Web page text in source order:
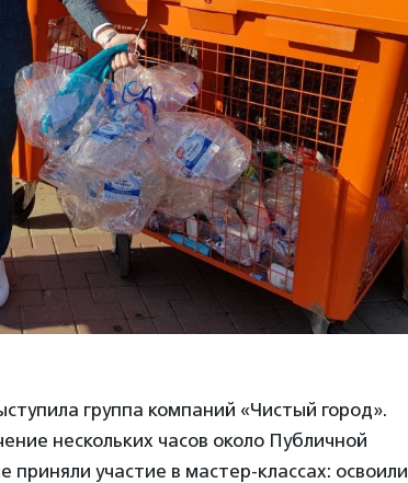
группа компаний «Чистый город».
нескольких часов около Публичной
участие в мастер-классах: освоили